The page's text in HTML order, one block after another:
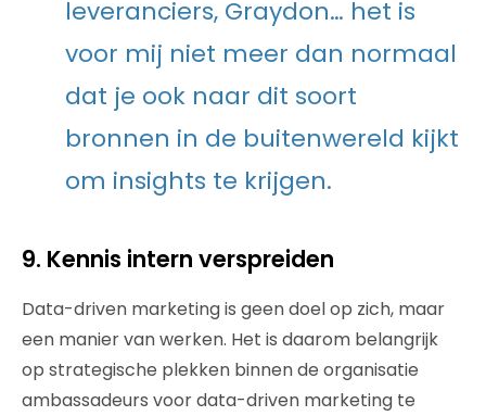
leveranciers, Graydon… het is
voor mij niet meer dan normaal
dat je ook naar dit soort
bronnen in de buitenwereld kijkt
om insights te krijgen.
9. Kennis intern verspreiden
Data-driven marketing is geen doel op zich, maar
een manier van werken. Het is daarom belangrijk
op strategische plekken binnen de organisatie
ambassadeurs voor data-driven marketing te